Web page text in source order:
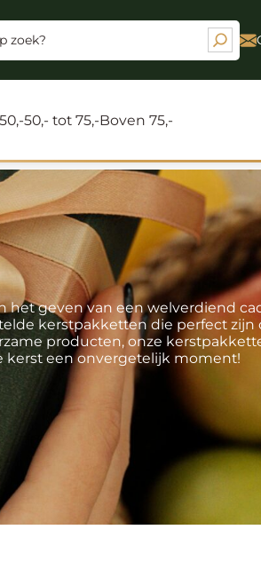
50,- tot 75,-Boven 75,-
het geven van een welverdiend
kerstpakketten die perfect zijn
producten, onze
kerst een onvergetelijk moment!